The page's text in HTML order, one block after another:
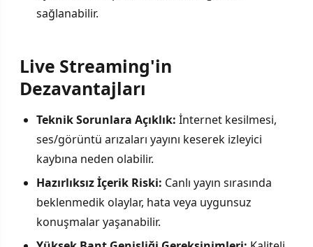
sağlanabilir.
Live Streaming'in
Dezavantajları
Teknik Sorunlara Açıklık: İnternet kesilmesi,
ses/görüntü arızaları yayını keserek izleyici
kaybına neden olabilir.
Hazırlıksız İçerik Riski: Canlı yayın sırasında
beklenmedik olaylar, hata veya uygunsuz
konuşmalar yaşanabilir.